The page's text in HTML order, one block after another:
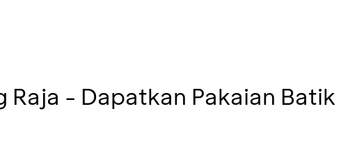
Raja - Dapatkan Pakaian Batik